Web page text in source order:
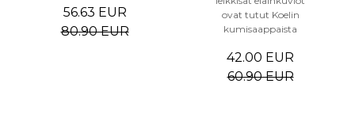
56.63 EUR
80.90 EUR
ovat tutut Koelin
kumisaappaista
42.00 EUR
60.90 EUR